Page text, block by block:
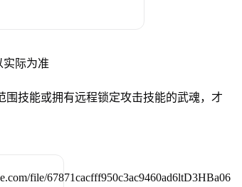
实际为准
技能或拥有远程锁定攻击技能的武魂，才